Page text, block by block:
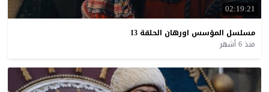
02:19:21
مسلسل المؤسس اورهان الحلقة 13
منذ 6 أشهر